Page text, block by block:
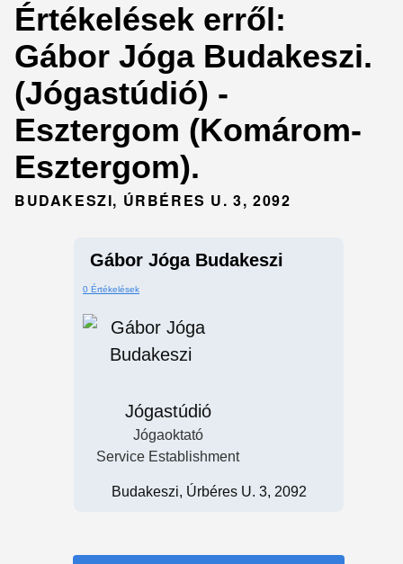
Értékelések erről:
Gábor Jóga Budakeszi.
(Jógastúdió) -
Esztergom (Komárom-
Esztergom).
BUDAKESZI, ÚRBÉRES U. 3, 2092
Gábor Jóga Budakeszi
0 Értékelések
Jógastúdió
Jógaoktató
Service Establishment
Budakeszi, Úrbéres U. 3, 2092